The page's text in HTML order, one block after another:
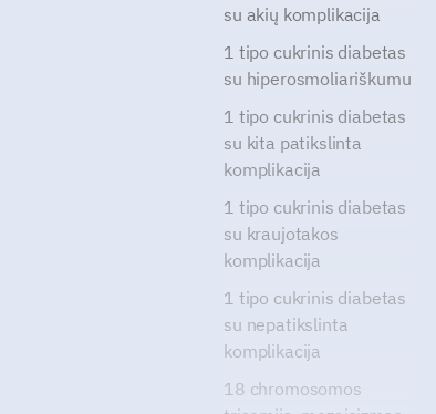
su akių komplikacija
1 tipo cukrinis diabetas
su hiperosmoliariškumu
1 tipo cukrinis diabetas
su kita patikslinta
komplikacija
1 tipo cukrinis diabetas
su kraujotakos
komplikacija
1 tipo cukrinis diabetas
su nepatikslinta
komplikacija
18 chromosomos